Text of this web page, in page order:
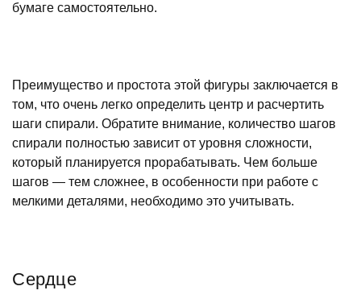
бумаге самостоятельно.
Преимущество и простота этой фигуры заключается в
том, что очень легко определить центр и расчертить
шаги спирали. Обратите внимание, количество шагов
спирали полностью зависит от уровня сложности,
который планируется прорабатывать. Чем больше
шагов — тем сложнее, в особенности при работе с
мелкими деталями, необходимо это учитывать.
Сердце